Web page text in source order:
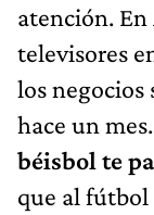
atención.
televisores
los negocios
hace un mes.
béisbol te
que al fútbol